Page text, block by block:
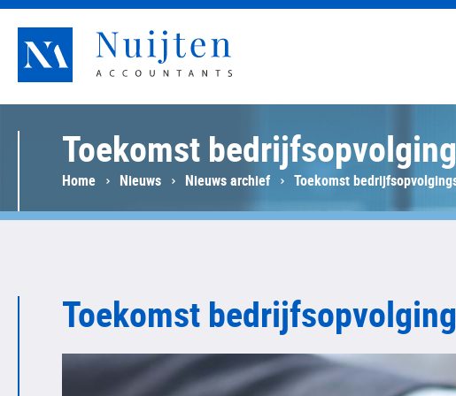
Toekomst
Home Nieuws Nieuws archief Toekomst
Toekomst